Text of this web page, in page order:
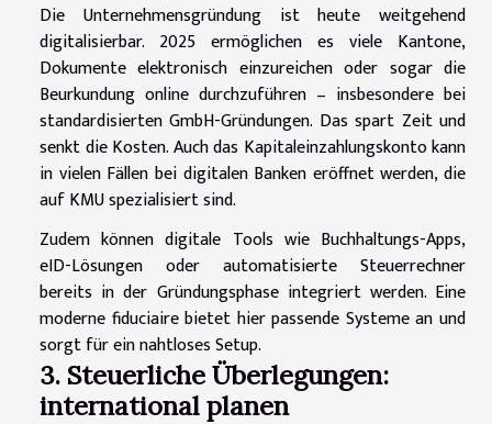
Die Unternehmensgründung ist heute weitgehend
digitalisierbar. 2025 ermöglichen es viele Kantone,
Dokumente elektronisch einzureichen oder sogar die
Beurkundung online durchzuführen – insbesondere bei
standardisierten GmbH-Gründungen. Das spart Zeit und
senkt die Kosten. Auch das Kapitaleinzahlungskonto kann
in vielen Fällen bei digitalen Banken eröffnet werden, die
auf KMU spezialisiert sind.
Zudem können digitale Tools wie Buchhaltungs-Apps,
eID-Lösungen oder automatisierte Steuerrechner
bereits in der Gründungsphase integriert werden. Eine
moderne fiduciaire bietet hier passende Systeme an und
sorgt für ein nahtloses Setup.
3. Steuerliche Überlegungen:
international planen